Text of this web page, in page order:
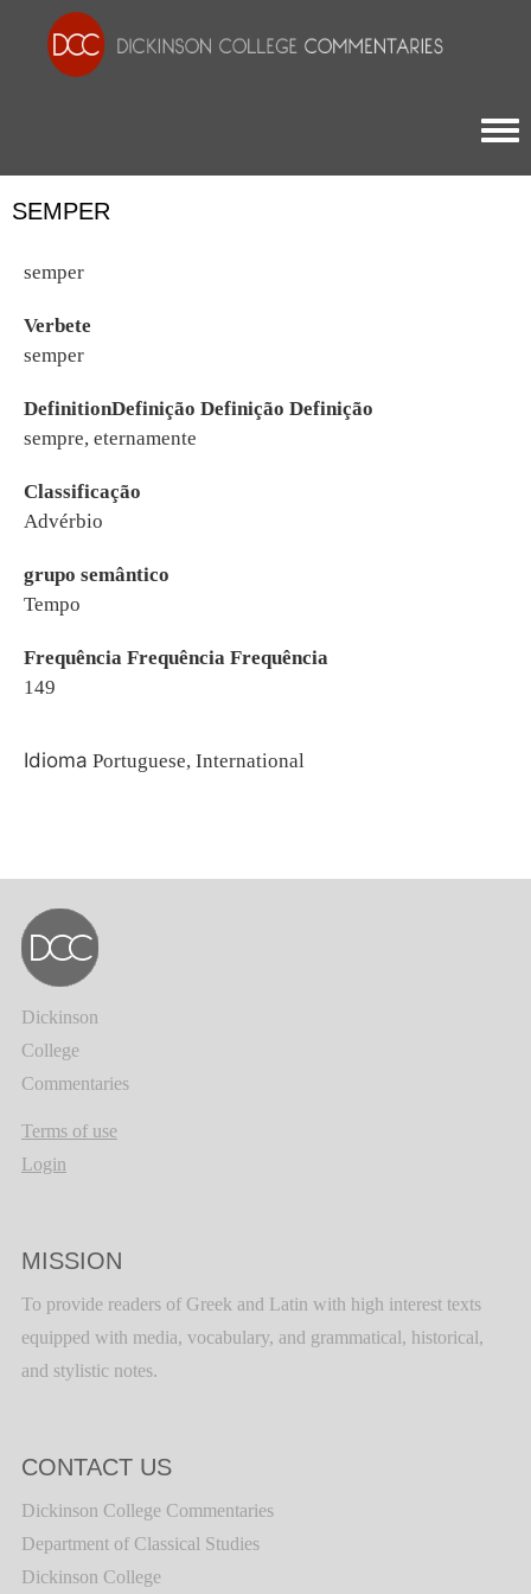
SEMPER
semper
Verbete
semper
DefinitionDefinição Definição Definição
sempre, eternamente
Classificação
Advérbio
grupo semântico
Tempo
Frequência Frequência Frequência
149
Idioma Portuguese, International
Dickinson
College
Commentaries
Terms of use
Login
MISSION
To provide readers of Greek and Latin with high interest texts
equipped with media, vocabulary, and grammatical, historical,
and stylistic notes.
CONTACT US
Dickinson College Commentaries
Department of Classical Studies
Dickinson College